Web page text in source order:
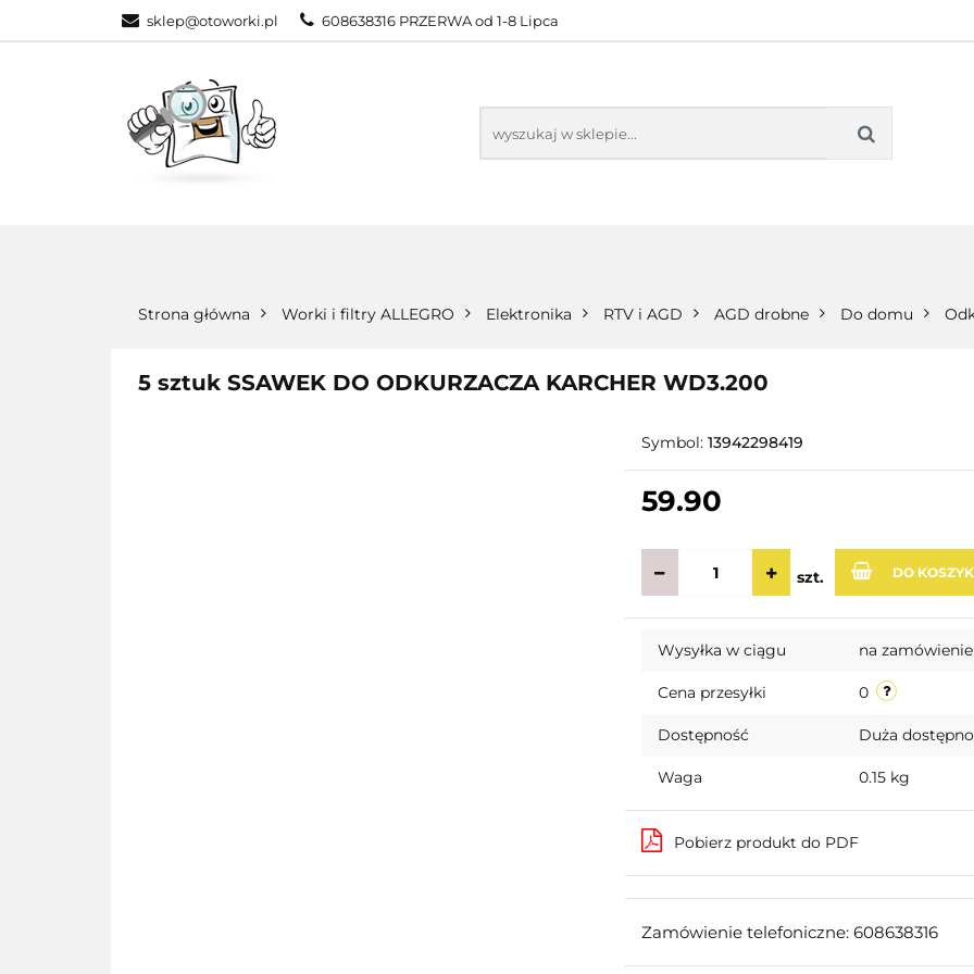
sklep@otoworki.pl 608638316 PRZERWA od 1-8 Lipca
NASZA OFERTA KONTAKT BESTSELLERY BLOG
Strona główna Worki i filtry ALLEGRO Elektronika RTV i AGD AGD drobne Do domu
5 sztuk SSAWEK DO ODKURZACZA KARCHER WD3.200
Symbol: 13942298419
59.90
szt. DO
Wysyłka w ciągu na zamówienie
Cena przesyłki 0
Dostępność Duża
Waga 0.15 kg
Pobierz produkt do PDF
Zamówienie telefoniczne: 608638316